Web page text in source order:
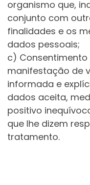
organismo que,
conjunto com
finalidades e os
dados pessoais;
c)
manifestação de
informada e
dados aceita,
positivo
que lhe dizem
tratamento.